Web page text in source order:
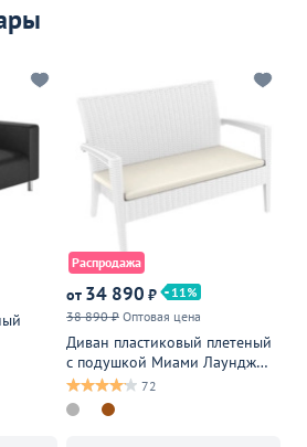
Распродажа
от 34 890 ₽
11
38 890 ₽ Оптовая цена
Диван пластиковый плетеный
с подушкой Миами Лаундж
Софа, белый
72